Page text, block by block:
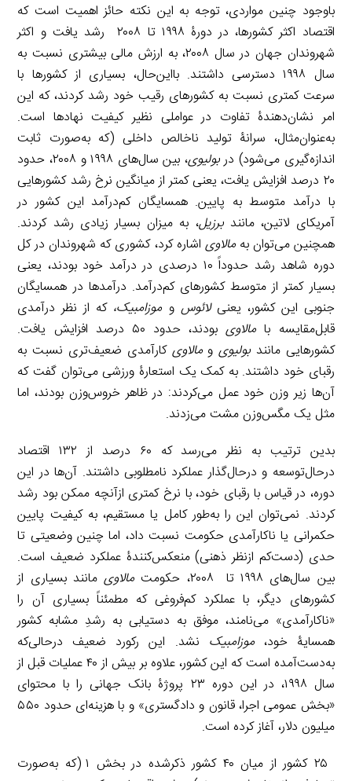
باوجود چنین مواردی، توجه به این نکته حائز اهمیت است که
اقتصاد اکثر کشورها، در دورۀ ۱۹۹۸ تا ۲۰۰۸ رشد یافت و اکثر
شهروندان جهان در سال ۲۰۰۸، به ارزش مالی بیشتری نسبت به
سال ۱۹۹۸ دسترسی داشتند. بااین‌حال، بسیاری از کشورها با
سرعت کمتری نسبت به کشورهای رقیب خود رشد کردند، که این
امر نشان‌دهندۀ تفاوت در عواملی نظیر کیفیت نهادها است.
به‌عنوان‌مثال، سرانۀ تولید ناخالص داخلی (که به‌صورت ثابت
اندازه‌گیری می‌شود) دربولیوی
، بین سال‌های ۱۹۹۸ و ۲۰۰۸، حدود
۲۰ درصد افزایش یافت، یعنی کمتر از میانگین نرخ رشد کشورهایی
با درآمد متوسط به پایین. همسایگان کم‌درآمد این کشور در
آمریکای لاتین، مانندبرزیل، به میزان بسیار زیادی رشد کردند.
همچنین می‌توان بهمالاوی اشاره کرد، کشوری که شهروندان در کل
دوره شاهد رشد حدوداً ۱۰ درصدی در درآمد خود بودند، یعنی
بسیار کمتر از متوسط کشورهای کم‌درآمد. درآمدها در همسایگان
جنوبی این کشور، یعنیلائوس و موزامبیک، که از نظر درآمدی
قابل‌مقایسه با مالاوی
بودند، حدود ۵۰ درصد افزایش یافت.
کشورهایی مانند بولیویومالاوی کارآمدی ضعیف‌تری نسبت به
رقبای خود داشتند. به کمک یک استعارۀ ورزشی می‌توان گفت که
آن‌ها زیر وزن خود عمل می‌کردند: در ظاهر خروس‌وزن بودند، اما
مثل یک مگس‌وزن مشت می‌زدند.
بدین ترتیب به نظر می‌رسد که ۶۰ درصد از ۱۳۲ اقتصاد
درحال‌توسعه و درحال‌گذار عملکرد نامطلوبی داشتند. آن‌ها در این
دوره، در قیاس با رقبای خود، با نرخ کمتری ازآنچه ممکن بود رشد
کردند. نمی‌توان این را به‌طور کامل یا مستقیم، به کیفیت پایین
حکمرانی یا ناکارآمدی حکومت نسبت داد، اما چنین وضعیتی تا
حدی (دست‌کم ازنظر ذهنی) منعکس‌کنندۀ عملکرد ضعیف است.
بین سال‌های ۱۹۹۸ تا ۲۰۰۸، حکومت
مالاویمانند بسیاری از
کشورهای دیگر، با عملکرد کم‌فروغی که مطمئناً بسیاری آن را
«ناکارآمدی» می‌نامند، موفق به دستیابی به رشدِ مشابه کشور
همسایۀ خود،موزامبیک نشد. این رکورد ضعیف درحالی‌که
به‌دست‌آمده است که این کشور، علاوه بر بیش از ۴۰ عملیات قبل از
سال ۱۹۹۸، در این دوره ۲۳ پروژۀ بانک جهانی را با محتوای
«بخش عمومی اجرا، قانون و دادگستری» و با هزینه‌ای حدود ۵۵۰
میلیون دلار، آغاز کرده است.
۲۵ کشور از میان ۴۰ کشور ذکرشده در بخش ۱ (که به‌صورت